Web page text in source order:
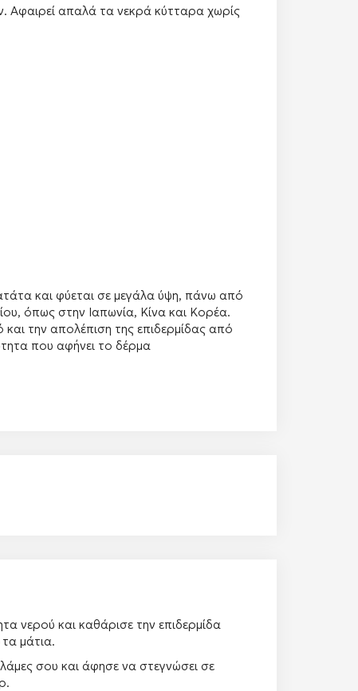
Αφαιρεί απαλά τα νεκρά κύτταρα χωρίς
και φύεται σε μεγάλα ύψη, πάνω από
όπως στην Ιαπωνία, Κίνα και Κορέα.
την απολέπιση της επιδερμίδας από
που αφήνει το δέρμα
νερού και καθάρισε την επιδερμίδα
μάτια.
σου και άφησε να στεγνώσει σε